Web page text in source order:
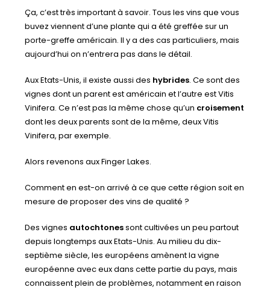
Ça, c’est très important à savoir. Tous les vins que vous
buvez viennent d’une plante qui a été greffée sur un
porte-greffe américain. Il y a des cas particuliers, mais
aujourd’hui on n’entrera pas dans le détail.
Aux Etats-Unis, il existe aussi des hybrides. Ce sont des
vignes dont un parent est américain et l’autre est Vitis
Vinifera. Ce n’est pas la même chose qu’un croisement
dont les deux parents sont de la même, deux Vitis
Vinifera, par exemple.
Alors revenons aux Finger Lakes.
Comment en est-on arrivé à ce que cette région soit en
mesure de proposer des vins de qualité ?
Des vignes autochtonessont cultivées un peu partout
depuis longtemps aux Etats-Unis. Au milieu du dix-
septième siècle, les européens amènent la vigne
européenne avec eux dans cette partie du pays, mais
connaissent plein de problèmes, notamment en raison